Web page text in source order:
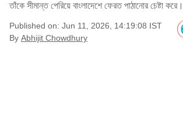
তাঁকে সীমান্ত পেরিয়ে বাংলাদেশে ফেরত পাঠানোর চেষ্টা করে।
Published on: Jun 11, 2026, 14:19:08 IST
By Abhijit Chowdhury